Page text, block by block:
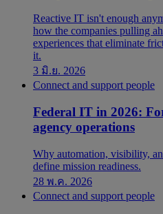
Reactive IT isn't enough
how the companies pulling
experiences that eliminate
it.
3 มิ.ย. 2026
Connect and support people
Federal IT in 2026:
agency operations
Why automation, visibility,
define mission readiness.
28 พ.ค. 2026
Connect and support people